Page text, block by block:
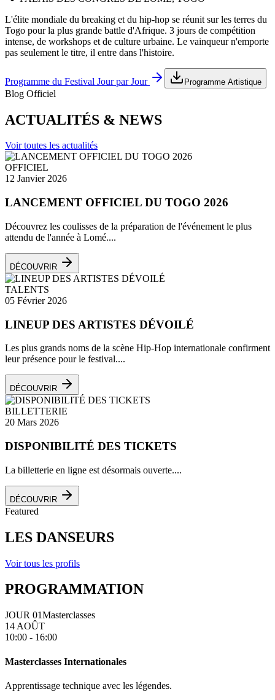
L'élite mondiale du breaking et du hip-hop se réunit sur les terres du
Togo pour la plus grande battle d'Afrique. 3 jours de compétition
intense, de workshops et de culture urbaine. Le vainqueur n'emporte
pas seulement le titre, il entre dans l'histoire.
Programme du Festival Jour par Jour Programme Artistique
Blog Officiel
ACTUALITÉS & NEWS
Voir toutes les actualités
OFFICIEL
12 Janvier 2026
LANCEMENT OFFICIEL DU TOGO 2026
Découvrez les coulisses de la préparation de l'événement le plus
attendu de l'année à Lomé....
DÉCOUVRIR
TALENTS
05 Février 2026
LINEUP DES ARTISTES DÉVOILÉ
Les plus grands noms de la scène Hip-Hop internationale confirment
leur présence pour le festival....
DÉCOUVRIR
BILLETTERIE
20 Mars 2026
DISPONIBILITÉ DES TICKETS
La billetterie en ligne est désormais ouverte....
DÉCOUVRIR
Featured
LES DANSEURS
Voir tous les profils
PROGRAMMATION
JOUR 01Masterclasses
14 AOÛT
10:00 - 16:00
Masterclasses Internationales
Apprentissage technique avec les légendes.